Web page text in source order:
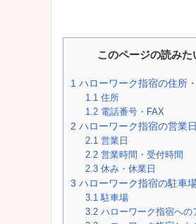
このページの読み
1 ハローワーク指宿の住所
1.1 住所
1.2 電話番号・FAX
2 ハローワーク指宿の営業
2.1 営業日
2.2 営業時間・受付時間
2.3 休み・休業日
3 ハローワーク指宿の駐車
3.1 駐車場
3.2 ハローワーク指宿への